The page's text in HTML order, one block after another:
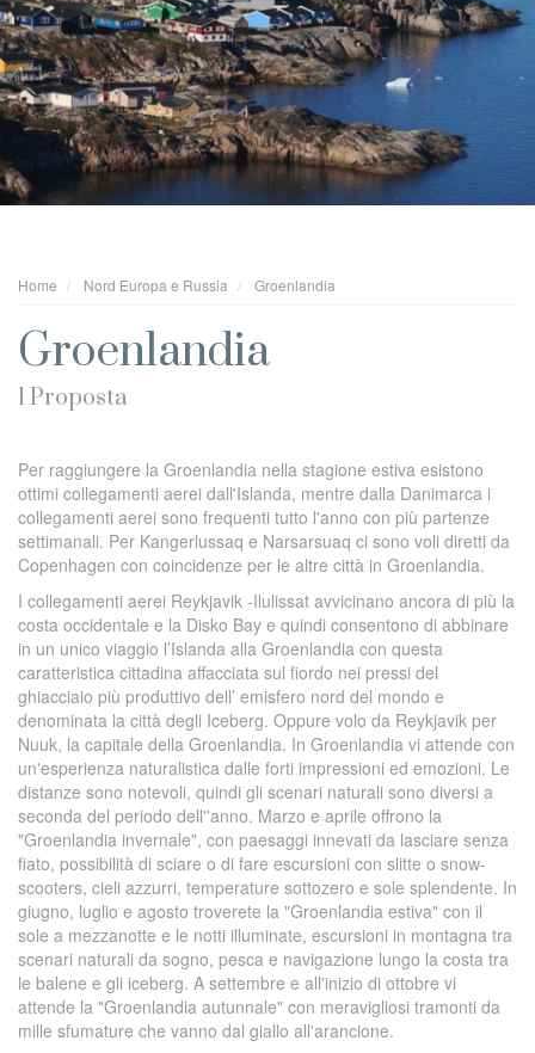
Home Nord Europa e Russia Groenlandia
Groenlandia
1 Proposta
Per raggiungere la Groenlandia nella stagione estiva esistono
ottimi collegamenti aerei dall'Islanda, mentre dalla Danimarca i
collegamenti aerei sono frequenti tutto l'anno con più partenze
settimanali. Per Kangerlussaq e Narsarsuaq ci sono voli diretti da
Copenhagen con coincidenze per le altre città in Groenlandia.
I collegamenti aerei Reykjavik -Ilulissat avvicinano ancora di più la
costa occidentale e la Disko Bay e quindi consentono di abbinare
in un unico viaggio l’Islanda alla Groenlandia con questa
caratteristica cittadina affacciata sul fiordo nei pressi del
ghiacciaio più produttivo dell’ emisfero nord del mondo e
denominata la città degli Iceberg. Oppure volo da Reykjavik per
Nuuk, la capitale della Groenlandia. In Groenlandia vi attende con
un'esperienza naturalistica dalle forti impressioni ed emozioni. Le
distanze sono notevoli, quindi gli scenari naturali sono diversi a
seconda del periodo dell''anno. Marzo e aprile offrono la
"Groenlandia invernale", con paesaggi innevati da lasciare senza
fiato, possibilità di sciare o di fare escursioni con slitte o snow-
scooters, cieli azzurri, temperature sottozero e sole splendente. In
giugno, luglio e agosto troverete la "Groenlandia estiva" con il
sole a mezzanotte e le notti illuminate, escursioni in montagna tra
scenari naturali da sogno, pesca e navigazione lungo la costa tra
le balene e gli iceberg. A settembre e all'inizio di ottobre vi
attende la "Groenlandia autunnale" con meravigliosi tramonti da
mille sfumature che vanno dal giallo all'arancione.